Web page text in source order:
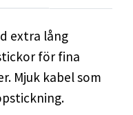
extra lång
för fina
Mjuk kabel som